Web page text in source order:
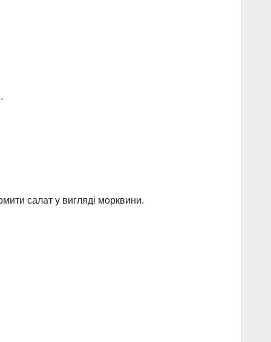
салат у вигляді морквини.